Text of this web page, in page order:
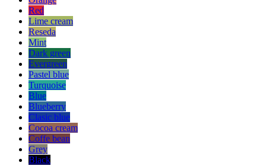
Red
Lime cream
Reseda
Mint
Dark green
Evergreen
Pastel blue
Turquoise
Blue
Blueberry
Clasic blue
Cocoa cream
Coffe bean
Grey
Black